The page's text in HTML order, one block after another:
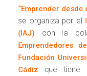
“Emprender desde
se organiza por el
(IAJ)
con la
Emprendedores
Fundación
Cádiz
que tiene